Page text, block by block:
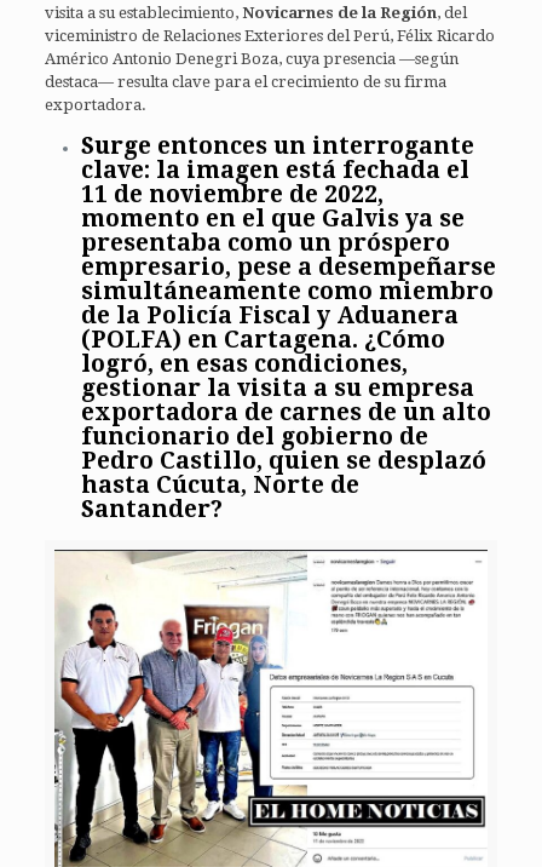
visita a su establecimiento,Novicarnes de la Región, del
viceministro de Relaciones Exteriores del Perú, Félix Ricardo
Américo Antonio Denegri Boza, cuya presencia —según
destaca— resulta clave para el crecimiento de su firma
exportadora.
Surge entonces un interrogante
clave: la imagen está fechada el
11 de noviembre de 2022,
momento en el que Galvis ya se
presentaba como un próspero
empresario, pese a desempeñarse
simultáneamente como miembro
de la Policía Fiscal y Aduanera
(POLFA) en Cartagena. ¿Cómo
logró, en esas condiciones,
gestionar la visita a su empresa
exportadora de carnes de un alto
funcionario del gobierno de
Pedro Castillo, quien se desplazó
hasta Cúcuta, Norte de
Santander?